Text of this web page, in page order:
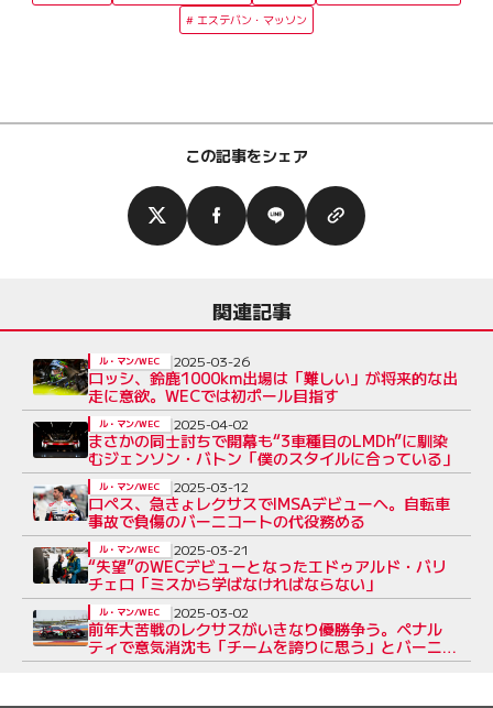
エステバン・マッソン
この記事をシェア
関連記事
ロッシ、鈴鹿1000km出場は「難しい」が将来的な出
走に意欲。WECでは初ポール目指す
ル・マン/WEC 2025-03-26
まさかの同士討ちで開幕も“3車種目のLMDh”に馴染
むジェンソン・バトン「僕のスタイルに合っている」
ル・マン/WEC 2025-04-02
ロペス、急きょレクサスでIMSAデビューへ。自転車
事故で負傷のバーニコートの代役務める
ル・マン/WEC 2025-03-12
“失望”のWECデビューとなったエドゥアルド・バリ
チェロ「ミスから学ばなければならない」
ル・マン/WEC 2025-03-21
前年大苦戦のレクサスがいきなり優勝争う。ペナル
ティで意気消沈も「チームを誇りに思う」とバーニ
コート
ル・マン/WEC 2025-03-02